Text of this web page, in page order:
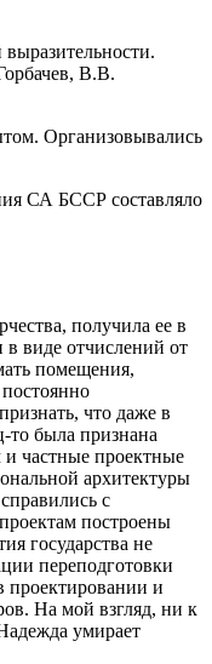
В.В.
Организовывались
СА БССР составляло
получила ее в
виде отчислений от
помещения,
что даже в
то была признана
и частные проектные
архитектуры
с
построены
государства не
переподготовки
проектировании и
На мой взгляд, ни к
умирает